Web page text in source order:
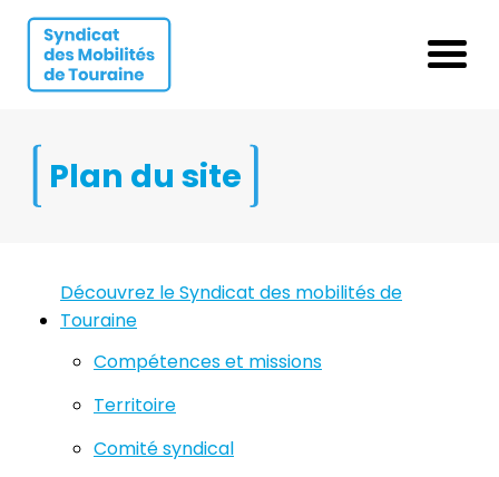
Aller au contenu
Aller au menu
Ouvrir
Plan du site
Découvrez le Syndicat des mobilités de
Touraine
Compétences et missions
Territoire
Comité syndical